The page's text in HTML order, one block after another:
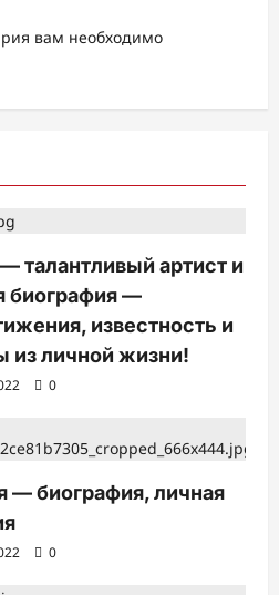
вам необходимо
талантливый артист и
биография —
известность и
из личной жизни!
0
— биография, личная
0